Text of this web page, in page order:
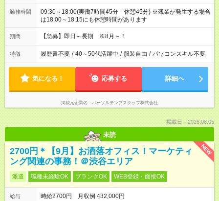
勤務時間
09:30～18:00(実働7時間45分 休憩45分) ※残業が発生する場合
は18:00～18:15にも休憩時間があります
期間 【急募】即日～長期 ※8月～！
特徴 履歴書不要 / 40～50代活躍中 / 服装自由 / パソコンスキル不要
気になる！ 応募する 詳細へ
掲載元企業名 パーソルテンプスタッフ株式会社
掲載日：2026.08.05
未読
NEW
2700円＊【9月】お洒落オフィス！マーケティ
ング関連の事務！＠渋谷エリア
派遣 職種未経験OK ブランクOK WEB登録・面接OK
給与
時給2700円 月収例 432,000円